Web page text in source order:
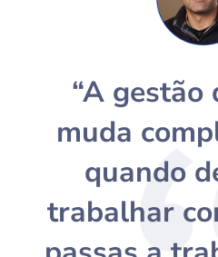
“A gestão
muda
quando
trabalhar